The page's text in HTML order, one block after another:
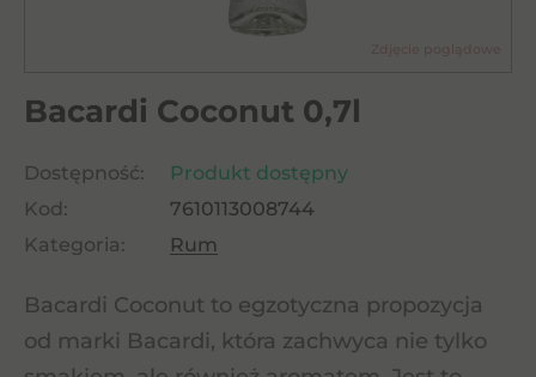
Bacardi Coconut 0,7l
Dostępność:
Produkt dostępny
Kod:
7610113008744
Kategoria:
Rum
Bacardi Coconut to egzotyczna propozycja
od marki Bacardi, która zachwyca nie tylko